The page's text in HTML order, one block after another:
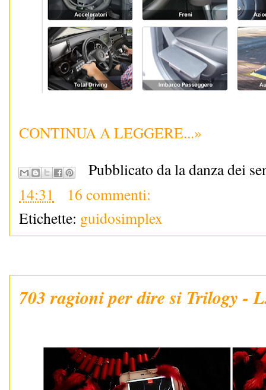
CONTINUA A LEGGERE...»
Pubblicato da la danza dei
14:31
16 commenti:
Etichette: guidosimplex
703 ragioni per dire si Trilogy -